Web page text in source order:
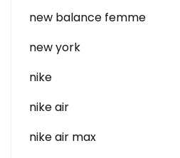
new balance femme
new york
nike
nike air
nike air max